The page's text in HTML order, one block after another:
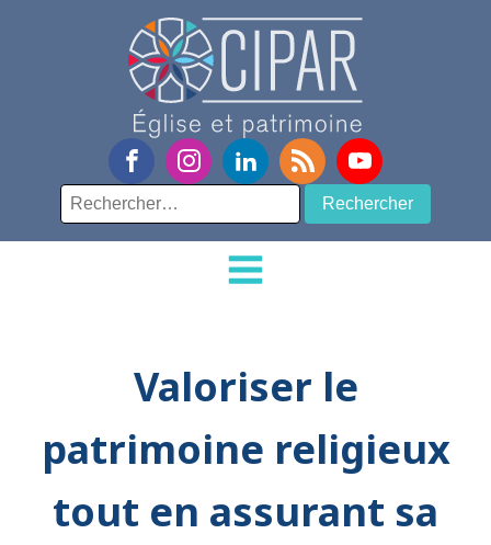
Rechercher :
Valoriser le
patrimoine religieux
tout en assurant sa